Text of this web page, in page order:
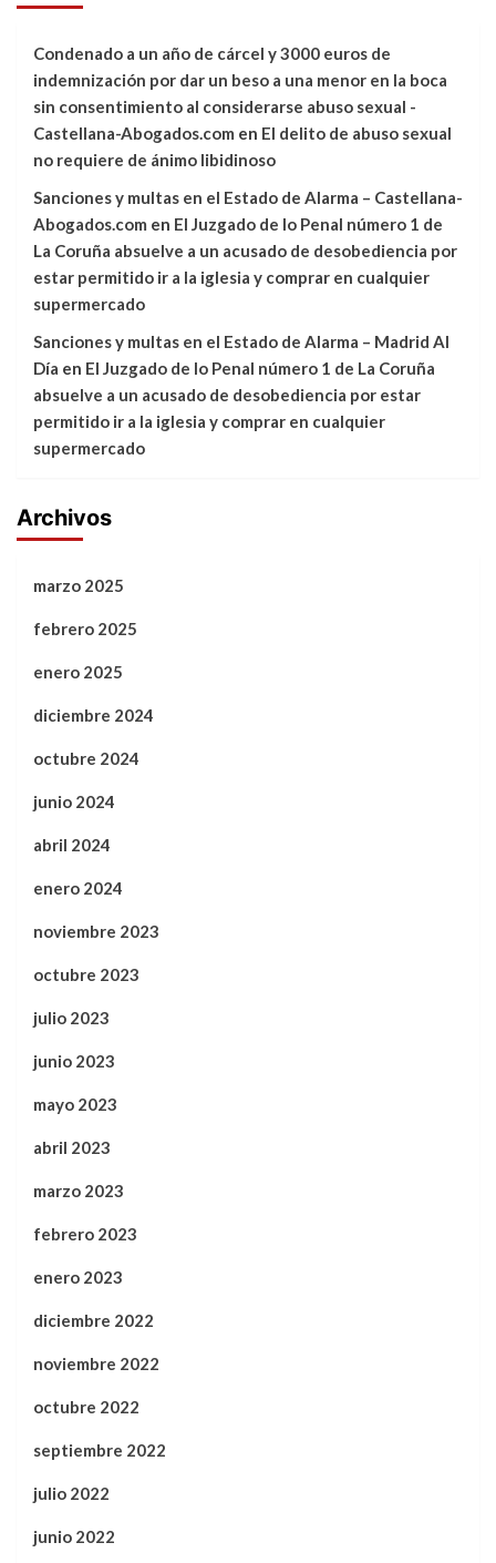
Condenado a un año de cárcel y 3000 euros de
indemnización por dar un beso a una menor en la boca
sin consentimiento al considerarse abuso sexual -
Castellana-Abogados.com en El delito de abuso sexual
no requiere de ánimo libidinoso
Sanciones y multas en el Estado de Alarma – Castellana-
Abogados.com en El Juzgado de lo Penal número 1 de
La Coruña absuelve a un acusado de desobediencia por
estar permitido ir a la iglesia y comprar en cualquier
supermercado
Sanciones y multas en el Estado de Alarma – Madrid Al
Día en El Juzgado de lo Penal número 1 de La Coruña
absuelve a un acusado de desobediencia por estar
permitido ir a la iglesia y comprar en cualquier
supermercado
Archivos
marzo 2025
febrero 2025
enero 2025
diciembre 2024
octubre 2024
junio 2024
abril 2024
enero 2024
noviembre 2023
octubre 2023
julio 2023
junio 2023
mayo 2023
abril 2023
marzo 2023
febrero 2023
enero 2023
diciembre 2022
noviembre 2022
octubre 2022
septiembre 2022
julio 2022
junio 2022